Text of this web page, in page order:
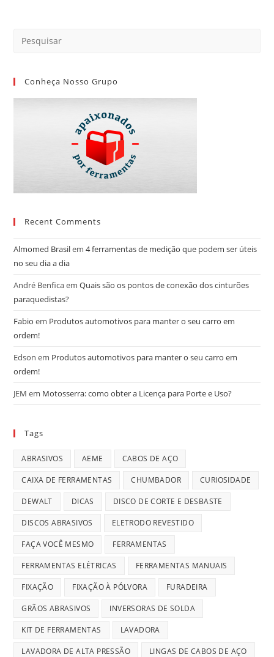
Conheça Nosso Grupo
Recent Comments
Almomed Brasilem4 ferramentas de medição que podem ser úteis
no seu dia a dia
André BenficaemQuais são os pontos de conexão dos cinturões
paraquedistas?
Fabio em Produtos automotivos para manter o seu carro em
ordem!
Edson em Produtos automotivos para manter o seu carro em
ordem!
JEM em Motosserra: como obter a Licença para Porte e Uso?
Tags
ABRASIVOS AEME CABOS DE AÇO
CAIXA DE FERRAMENTAS CHUMBADOR CURIOSIDADE
DEWALT DICAS DISCO DE CORTE E DESBASTE
DISCOS ABRASIVOS ELETRODO REVESTIDO
FAÇA VOCÊ MESMO FERRAMENTAS
FERRAMENTAS ELÉTRICAS FERRAMENTAS MANUAIS
FIXAÇÃO FIXAÇÃO À PÓLVORA FURADEIRA
GRÃOS ABRASIVOS INVERSORAS DE SOLDA
KIT DE FERRAMENTAS LAVADORA
LAVADORA DE ALTA PRESSÃO LINGAS DE CABOS DE AÇO